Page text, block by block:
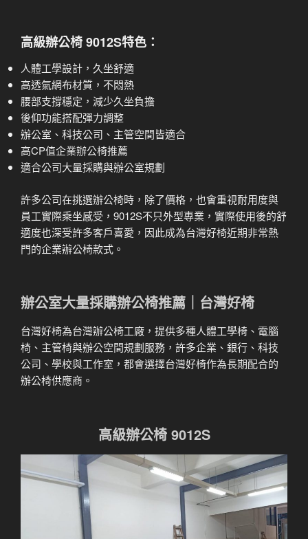
高級辦公椅 9012S特色：
人體工學設計，久坐舒適
高透氣網布材質，不悶熱
腰部支撐穩定，減少久坐負擔
後仰功能搭配彈力調整
辦公室、科技公司、主管空間皆適合
高CP值企業辦公椅推薦
適合公司大量採購與辦公室規劃
許多公司在挑選辦公椅時，除了價格，也會重視耐用度與
員工實際乘坐感受，9012S不只外型專業，實際使用後的舒
適度也深受許多客戶喜愛，因此成為台灣好椅近期非常熱
門的企業辦公椅款式。
辦公室大量採購辦公椅推薦｜台灣好椅
台灣好椅為台灣辦公椅工廠，提供多種人體工學椅、電腦
椅、主管椅與辦公空間規劃服務，許多企業、銀行、科技
公司、學校與工作室，都會選擇台灣好椅作為長期配合的
辦公椅供應商。
高級辦公椅 9012S